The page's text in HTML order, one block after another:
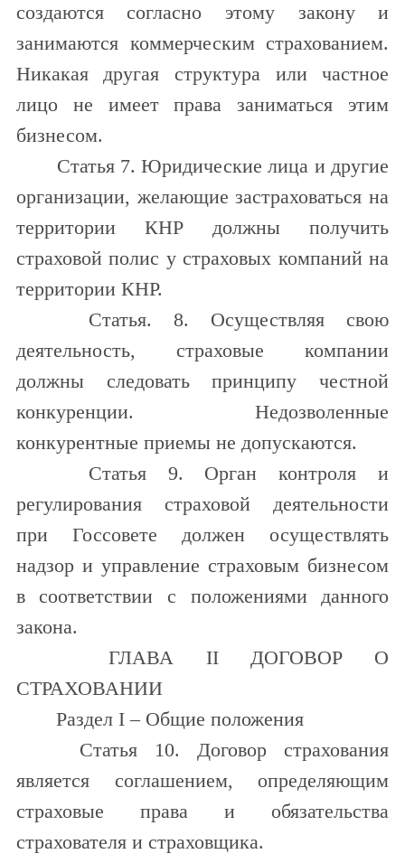
создаются согласно этому закону и
занимаются коммерческим страхованием.
Никакая другая структура или частное
лицо не имеет права заниматься этим
бизнесом.
Статья 7. Юридические лица и другие
организации, желающие застраховаться на
территории КНР должны получить
страховой полис у страховых компаний на
территории КНР.
Статья. 8. Осуществляя свою
деятельность, страховые компании
должны следовать принципу честной
конкуренции. Недозволенные
конкурентные приемы не допускаются.
Статья 9. Орган контроля и
регулирования страховой деятельности
при Госсовете должен осуществлять
надзор и управление страховым бизнесом
в соответствии с положениями данного
закона.
ГЛАВА II ДОГОВОР О
СТРАХОВАНИИ
Раздел I – Общие положения
Статья 10. Договор страхования
является соглашением, определяющим
страховые права и обязательства
страхователя и страховщика.